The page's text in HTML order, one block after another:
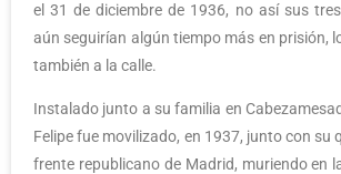
el 31 de diciembre de 1936, no así sus
aún seguirían algún tiempo más en prisión,
también a la calle.
Instalado junto a su familia en
Felipe fue movilizado, en 1937, junto con su
frente republicano de Madrid, muriendo en